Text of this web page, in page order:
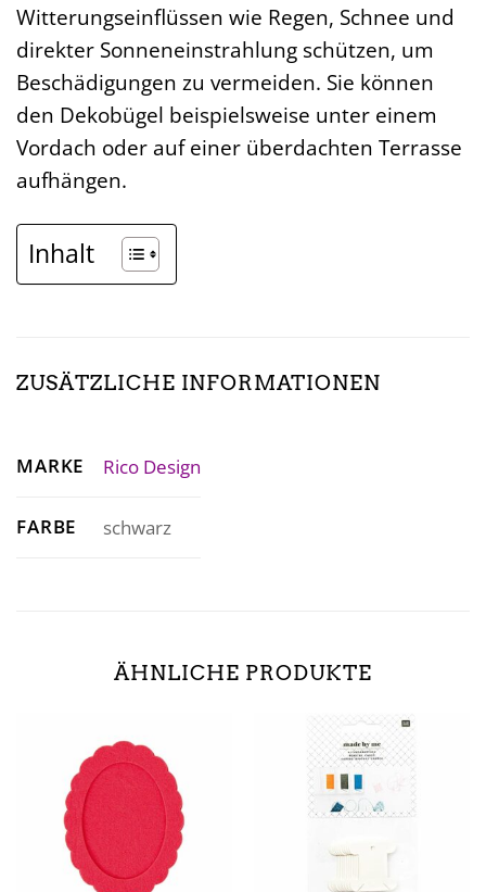
Witterungseinflüssen wie Regen, Schnee und
direkter Sonneneinstrahlung schützen, um
Beschädigungen zu vermeiden. Sie können
den Dekobügel beispielsweise unter einem
Vordach oder auf einer überdachten Terrasse
aufhängen.
Inhalt
ZUSÄTZLICHE INFORMATIONEN
MARKE Rico Design
FARBE schwarz
ÄHNLICHE PRODUKTE